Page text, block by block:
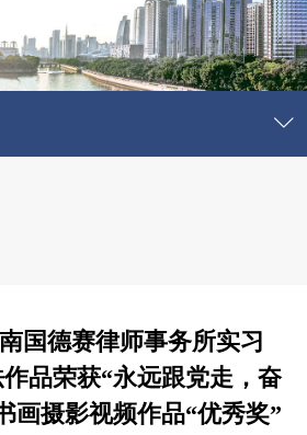
国德赛律师事务所实习
品荣获“永远跟党走，奋
画摄影视频作品“优秀奖”